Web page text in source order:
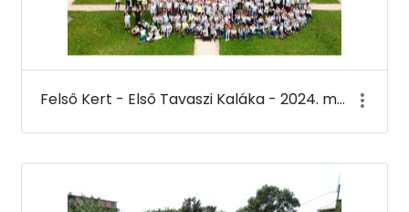
Felső Kert - Első Tavaszi Kaláka - 2024. március 22.